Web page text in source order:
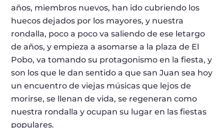
años, miembros nuevos, han ido cubriendo los
huecos dejados por los mayores, y nuestra
rondalla, poco a poco va saliendo de ese letargo
de años, y empieza a asomarse a la plaza de El
Pobo, va tomando su protagonismo en la fiesta, y
son los que le dan sentido a que san Juan sea hoy
un encuentro de viejas músicas que lejos de
morirse, se llenan de vida, se regeneran como
nuestra rondalla y ocupan su lugar en las fiestas
populares.